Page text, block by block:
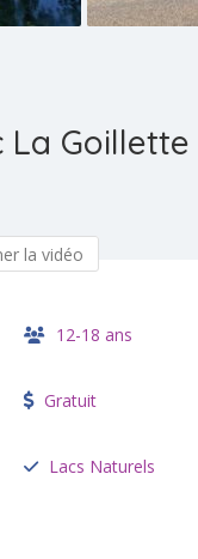
La
la vidéo
12-18 ans
Gratuit
Lacs Naturels